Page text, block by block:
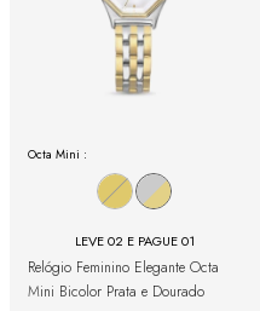
Octa Mini :
LEVE 02 E PAGUE 01
Relógio Feminino Elegante Octa
Mini Bicolor Prata e Dourado